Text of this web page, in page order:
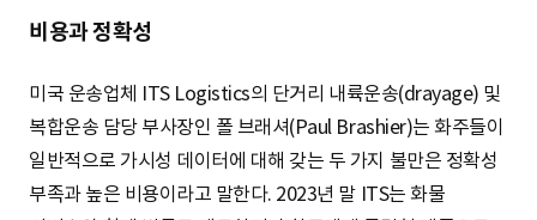
비용과 정확성
미국 운송업체 ITS Logistics의 단거리 내륙운송(drayage) 및
복합운송 담당 부사장인 폴 브래셔(Paul Brashier)는 화주들이
일반적으로 가시성 데이터에 대해 갖는 두 가지 불만은 정확성
부족과 높은 비용이라고 말한다. 2023년 말 ITS는 화물